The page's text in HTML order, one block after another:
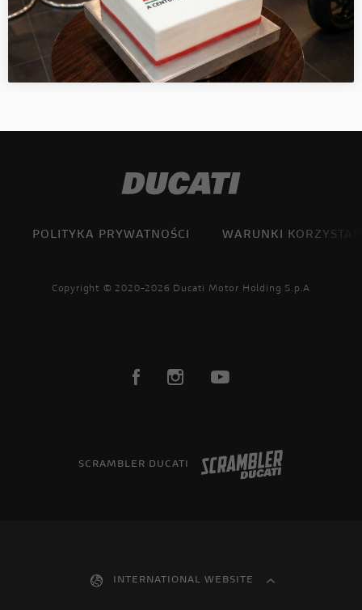
POLITYKA PRYWATNOŚCI WARUNKI
Copyright © 2020-2026 Ducati Motor Holding S.p.A
SCRAMBLER DUCATI
INTERNATIONAL WEBSITE